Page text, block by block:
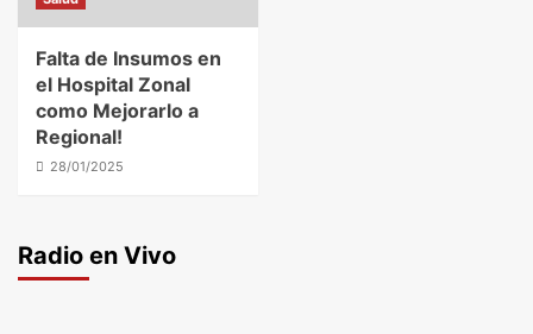
Falta de Insumos en
el Hospital Zonal
como Mejorarlo a
Regional!
28/01/2025
Radio en Vivo